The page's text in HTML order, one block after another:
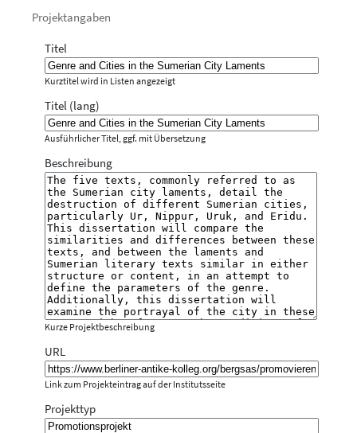
Projektangaben
Titel
Kurztitel wird in Listen angezeigt
Titel (lang)
Ausführlicher Titel, ggf. mit Übersetzung
Beschreibung
Kurze Projektbeschreibung
URL
Link zum Projekteintrag auf der Institutsseite
Projekttyp